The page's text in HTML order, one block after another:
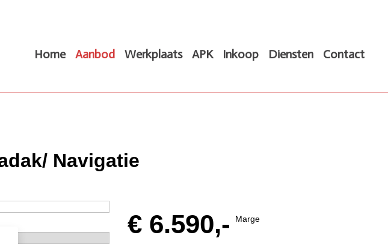
Home Aanbod Werkplaats APK Inkoop Diensten Contact
Navigatie
€ 6.590,- Marge